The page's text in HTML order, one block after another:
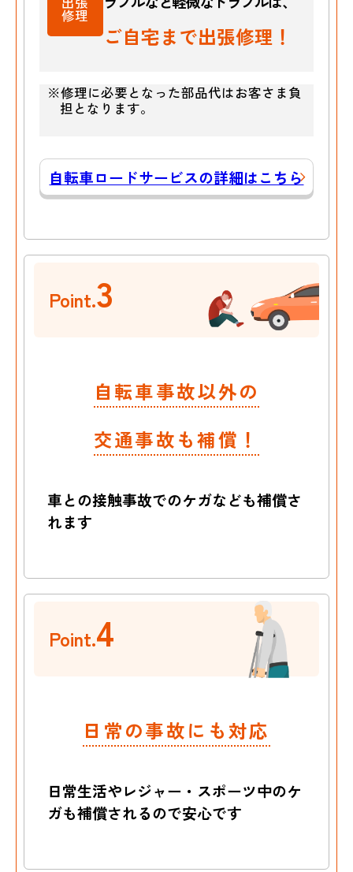
修理
ご自宅まで出張修理！
※修理に必要となった部品代はお客さま負
担となります。
自転車ロードサービスの詳細はこちら
Point.3
自転車事故以外の
交通事故も補償！
車との接触事故でのケガなども補償さ
れます
Point.4
日常の事故にも対応
日常生活やレジャー・スポーツ中のケ
ガも補償されるので安心です